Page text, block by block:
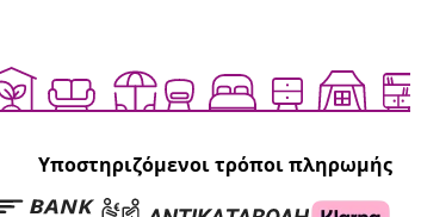
Υποστηριζόμενοι τρόποι πληρωμής